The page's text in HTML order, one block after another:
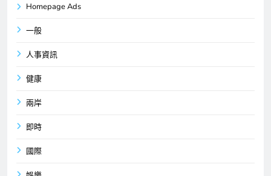
Homepage Ads
一般
人事資訊
健康
兩岸
即時
國際